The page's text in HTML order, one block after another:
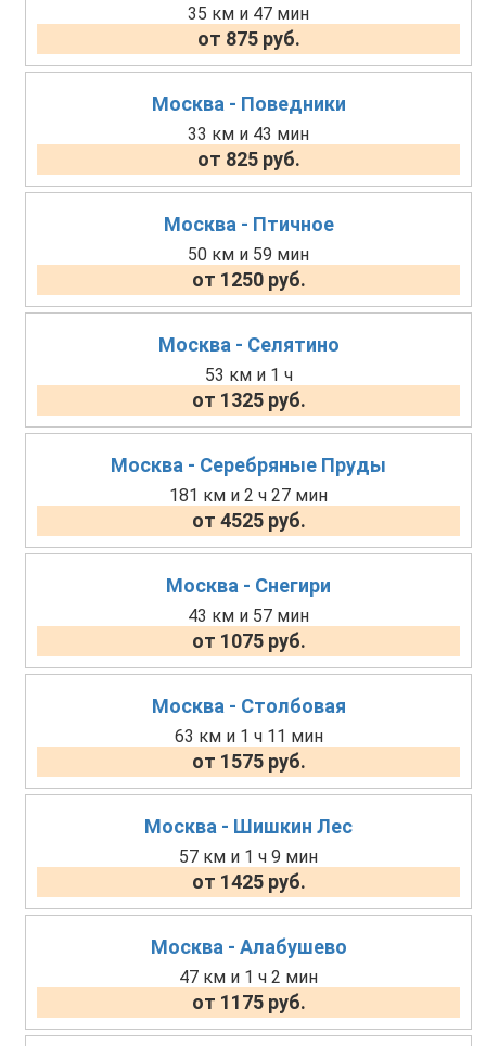
35 км и 47 мин
от 875 руб.
Москва - Поведники
33 км и 43 мин
от 825 руб.
Москва - Птичное
50 км и 59 мин
от 1250 руб.
Москва - Селятино
53 км и 1 ч
от 1325 руб.
Москва - Серебряные Пруды
181 км и 2 ч 27 мин
от 4525 руб.
Москва - Снегири
43 км и 57 мин
от 1075 руб.
Москва - Столбовая
63 км и 1 ч 11 мин
от 1575 руб.
Москва - Шишкин Лес
57 км и 1 ч 9 мин
от 1425 руб.
Москва - Алабушево
47 км и 1 ч 2 мин
от 1175 руб.